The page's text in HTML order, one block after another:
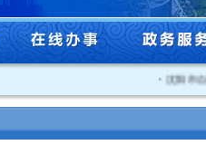
沈阳市自